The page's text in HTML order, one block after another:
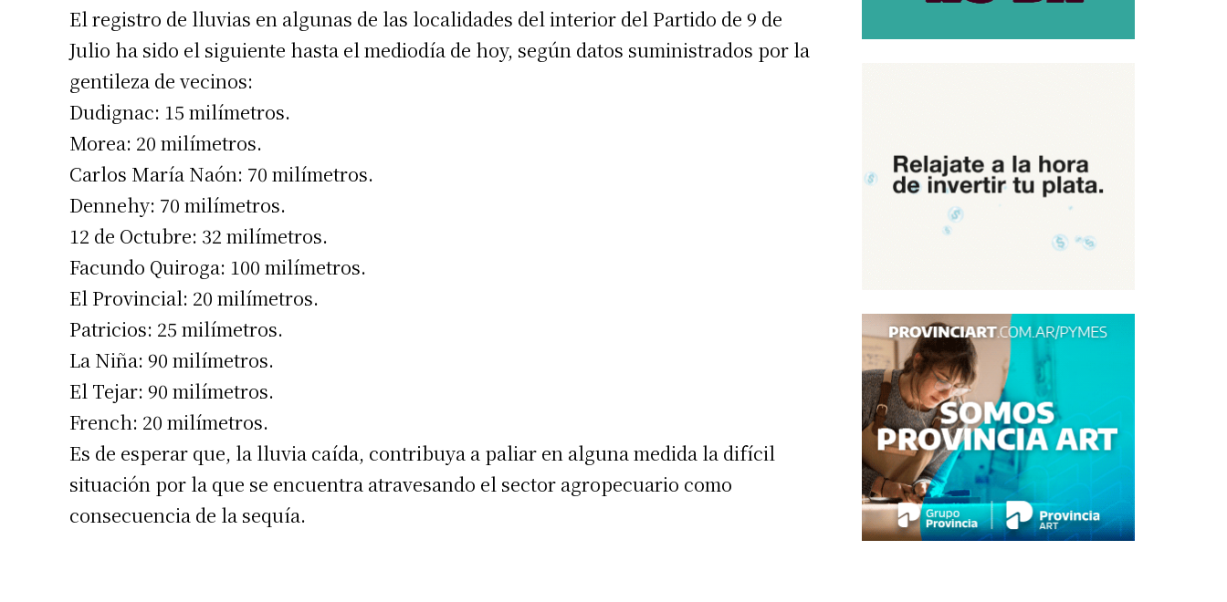
El registro de lluvias en algunas de las localidades del interior del Partido de 9 de
Julio ha sido el siguiente hasta el mediodía de hoy, según datos suministrados por la
gentileza de vecinos:
Dudignac: 15 milímetros.
Morea: 20 milímetros.
Carlos María Naón: 70 milímetros.
Dennehy: 70 milímetros.
12 de Octubre: 32 milímetros.
Facundo Quiroga: 100 milímetros.
El Provincial: 20 milímetros.
Patricios: 25 milímetros.
La Niña: 90 milímetros.
El Tejar: 90 milímetros.
French: 20 milímetros.
Es de esperar que, la lluvia caída, contribuya a paliar en alguna medida la difícil
situación por la que se encuentra atravesando el sector agropecuario como
consecuencia de la sequía.